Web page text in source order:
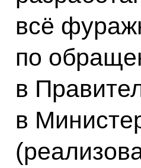
всё
по
в
в